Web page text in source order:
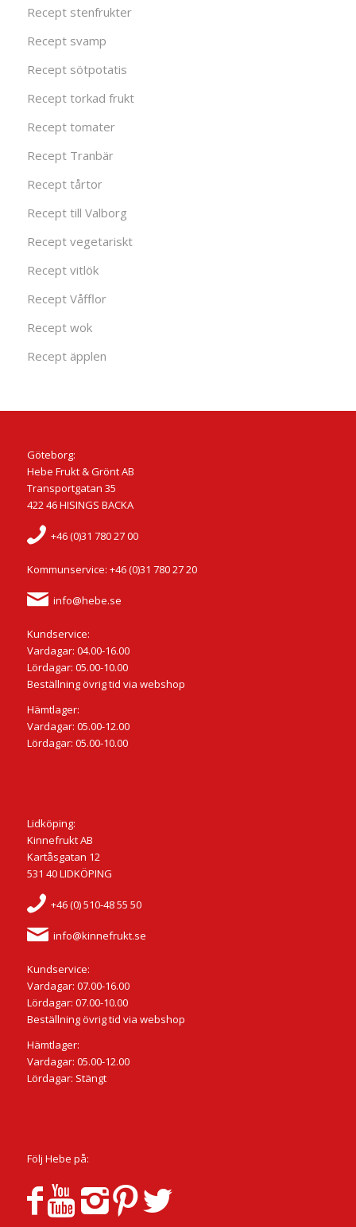
Recept stenfrukter
Recept svamp
Recept sötpotatis
Recept torkad frukt
Recept tomater
Recept Tranbär
Recept tårtor
Recept till Valborg
Recept vegetariskt
Recept vitlök
Recept Våfflor
Recept wok
Recept äpplen
Göteborg:
Hebe Frukt & Grönt AB
Transportgatan 35
422 46 HISINGS BACKA
+46 (0)31 780 27 00
Kommunservice: +46 (0)31 780 27 20
info@hebe.se
Kundservice:
Vardagar: 04.00-16.00
Lördagar: 05.00-10.00
Beställning övrig tid via webshop
Hämtlager:
Vardagar: 05.00-12.00
Lördagar: 05.00-10.00
Lidköping:
Kinnefrukt AB
Kartåsgatan 12
531 40 LIDKÖPING
+46 (0) 510-48 55 50
info@kinnefrukt.se
Kundservice:
Vardagar: 07.00-16.00
Lördagar: 07.00-10.00
Beställning övrig tid via webshop
Hämtlager:
Vardagar: 05.00-12.00
Lördagar: Stängt
Följ Hebe på: